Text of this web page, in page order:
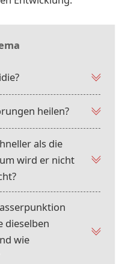
heilen?
als die
wird er nicht
dieselben
wie